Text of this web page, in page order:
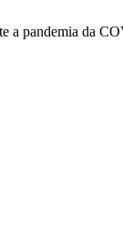
a pandemia da